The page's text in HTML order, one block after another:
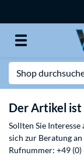
Der Artikel ist
Sollten Sie
sich zur Beratung
Rufnummer: +49